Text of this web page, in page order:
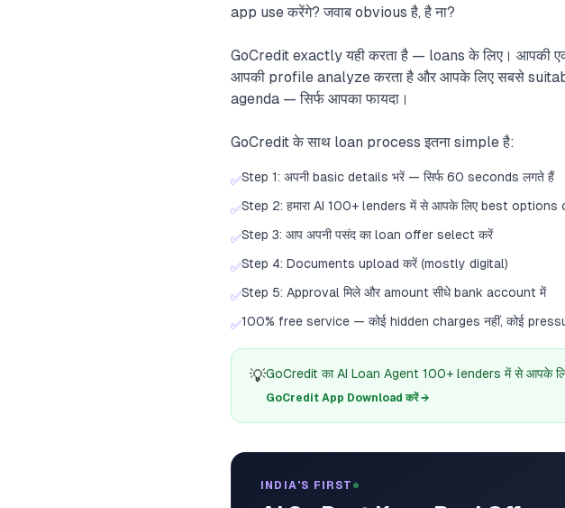
app use करेंगे? जवाब obvious है, है ना?
GoCredit exactly यही करता है — loans के लिए। आपकी
आपकी profile analyze करता है और आपके लिए सबसे
agenda — सिर्फ आपका फायदा।
GoCredit के साथ loan process इतना simple है:
✅Step 1: अपनी basic details भरें — सिर्फ 60 seconds लगते हैं
✅Step 2: हमारा AI 100+ lenders में से आपके लिए best options
✅Step 3: आप अपनी पसंद का loan offer select करें
✅Step 4: Documents upload करें (mostly digital)
✅Step 5: Approval मिले और amount सीधे bank account में
✅100% free service — कोई hidden charges नहीं, कोई
💡GoCredit का AI Loan Agent 100+ lenders में से आपके
GoCredit App Download करें →
INDIA'S FIRST